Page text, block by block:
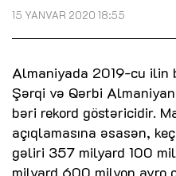
15 YANVAR 2020 18:55
Almaniyada 2019-cu ilin
Şərqi və Qərbi
bəri rekord göstəricidir.
açıqlamasına əsasən,
gəliri 357 milyard 100
milyard 600 milyon avro